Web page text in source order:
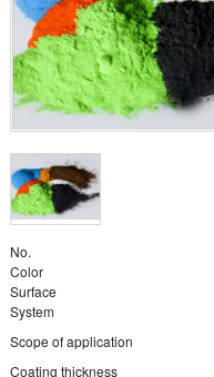
No.
Color
Surface
System
Scope of application
Coating thickness